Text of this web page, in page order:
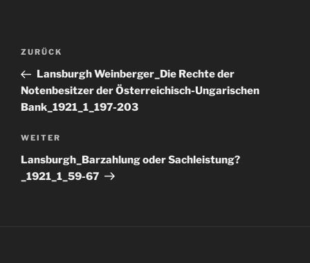
Beitragsnavigation
Vorheriger
Beitrag
ZURÜCK
Lansburgh Weinberger_Die Rechte der
Notenbesitzer der Österreichisch-Ungarischen
Bank_1921_1_197-203
Nächster
Beitrag
WEITER
Lansburgh_Barzahlung oder Sachleistung?
_1921_1_59-67